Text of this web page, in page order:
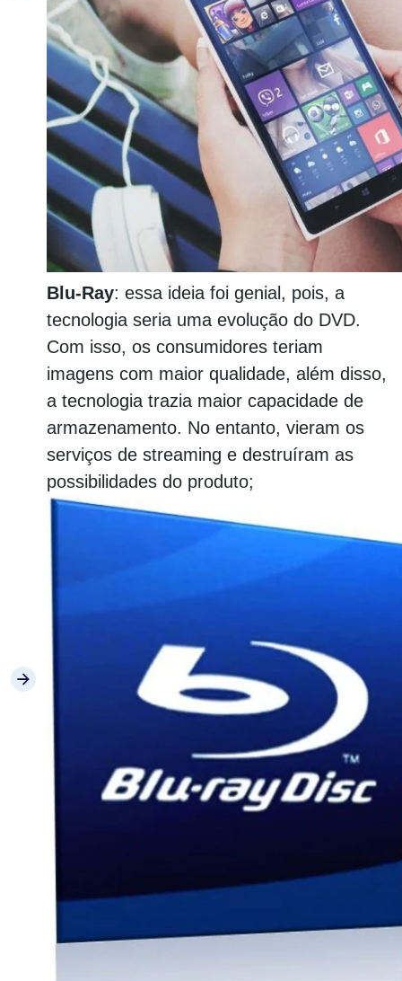
Blu-Ray: essa ideia foi genial, pois, a
tecnologia seria uma evolução do DVD.
Com isso, os consumidores teriam
imagens com maior qualidade, além disso,
a tecnologia trazia maior capacidade de
armazenamento. No entanto, vieram os
serviços de streaming e destruíram as
possibilidades do produto;